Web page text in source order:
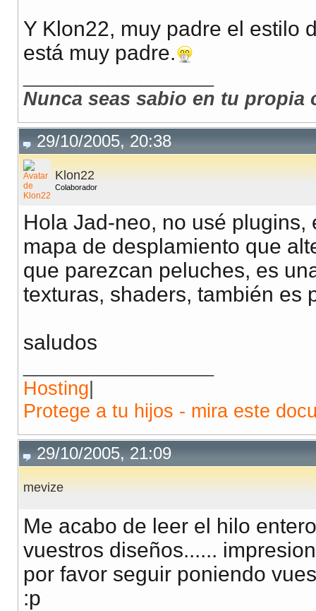
Y Klon22, muy padre el estilo
está muy padre.
Nunca seas sabio en tu propia
29/10/2005, 20:38
Klon22
Colaborador
Hola Jad-neo, no usé
mapa de desplamiento que
que parezcan peluches, es
texturas, shaders, también es
saludos
Hosting|
Protege a tu hijos - mira este
29/10/2005, 21:09
mevize
Me acabo de leer el hilo
vuestros diseños......
por favor seguir poniendo
:p